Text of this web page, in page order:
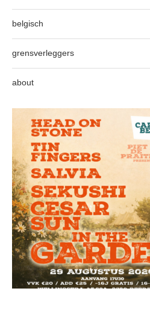
belgisch
grensverleggers
about